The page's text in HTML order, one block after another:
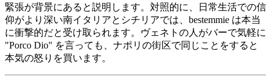
緊張が背景にあると説明します。対照的に、日常生活での信
仰がより深い南イタリアとシチリアでは、bestemmie は本当
に衝撃的だと受け取られます。ヴェネトの人がバーで気軽に
"Porco Dio" を言っても、ナポリの街区で同じことをすると
本気の怒りを買います。